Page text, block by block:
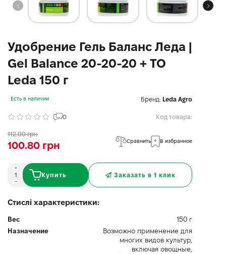
Удобрение Гель Баланс Леда |
Gel Balance 20-20-20 + ТО
Leda 150 г
Есть в наличии Бренд: Leda Agro
0 Код товара:
112.00 грн
100.80 грн Сравнить В избранное
Купить Заказать в 1 клик
Стислі характеристики:
Вес
150 г
Назначение
Возможно применение для
многих видов культур,
включая овощные,